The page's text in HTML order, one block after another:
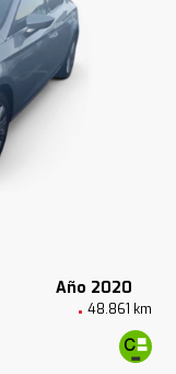
Año 2020
48.861 km